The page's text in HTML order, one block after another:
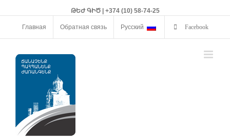
ԹԵԺ ԳԻԾ | +374 (10) 58-74-25
Главная Обратная связь Русский Facebook